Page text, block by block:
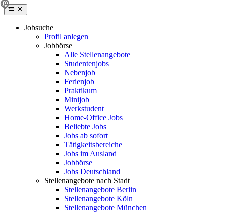
Jobsuche
Profil anlegen
Jobbörse
Alle Stellenangebote
Studentenjobs
Nebenjob
Ferienjob
Praktikum
Minijob
Werkstudent
Home-Office Jobs
Beliebte Jobs
Jobs ab sofort
Tätigkeitsbereiche
Jobs im Ausland
Jobbörse
Jobs Deutschland
Stellenangebote nach Stadt
Stellenangebote Berlin
Stellenangebote Köln
Stellenangebote München